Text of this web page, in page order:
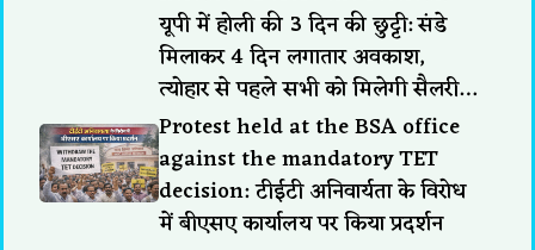
यूपी में होली की 3 दिन की छुट्टी: संडे
मिलाकर 4 दिन लगातार अवकाश,
त्योहार से पहले सभी को मिलेगी सैलरी…
Protest held at the BSA office
against the mandatory TET
decision: टीईटी अनिवार्यता के विरोध
में बीएसए कार्यालय पर किया प्रदर्शन